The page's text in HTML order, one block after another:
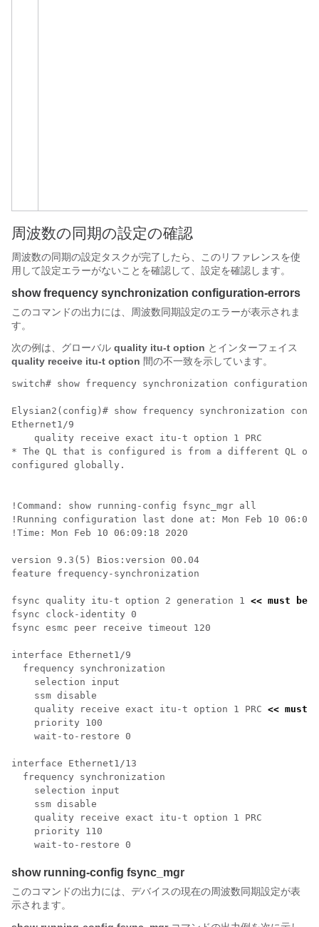
周波数の同期の設定の確認
周波数の同期の設定タスクが完了したら、このリファレンスを使
用して設定エラーがないことを確認して、設定を確認します。
show frequency synchronization configuration-errors
このコマンドの出力には、周波数同期設定のエラーが表示されま
す。
次の例は、グローバル quality itu-t option とインターフェイス
quality receive itu-t option 間の不一致を示しています。
switch# show frequency synchronization configuration
Elysian2(config)# show frequency synchronization
Ethernet1/9
    quality receive exact itu-t option 1 PRC
* The QL that is configured is from a different QL
configured globally.
!Command: show running-config fsync_mgr all
!Running configuration last done at: Mon Feb 10
!Time: Mon Feb 10 06:09:18 2020
version 9.3(5) Bios:version 00.04
feature frequency-synchronization
fsync quality itu-t option 2 generation 1 << must be
fsync clock-identity 0
fsync esmc peer receive timeout 120
interface Ethernet1/9
  frequency synchronization
    selection input
    ssm disable
    quality receive exact itu-t option 1 PRC
<< must
    priority 100
    wait-to-restore 0
interface Ethernet1/13
  frequency synchronization
    selection input
    ssm disable
    quality receive exact itu-t option 1 PRC
    priority 110
show running-config fsync_mgr
このコマンドの出力には、デバイスの現在の周波数同期設定が表
示されます。